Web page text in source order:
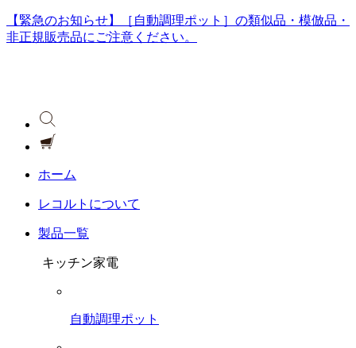
【緊急のお知らせ】［自動調理ポット］の類似品・模倣品・
非正規販売品にご注意ください。
ホーム
レコルトについて
製品一覧
キッチン家電
自動調理ポット